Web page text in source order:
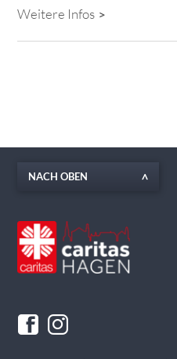
Weitere Infos
NACH OBEN